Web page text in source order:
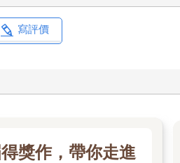
寫評價
獎作，帶你走進